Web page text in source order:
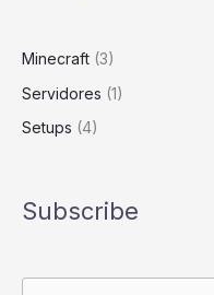
Hero
Minecraft (3)
Servidores (1)
Setups (4)
Subscribe